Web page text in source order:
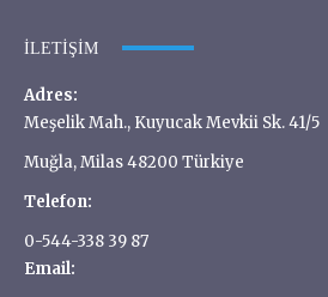
İLETIŞIM
Adres:
Meşelik Mah., Kuyucak Mevkii Sk. 41/5
Muğla, Milas 48200 Türkiye
Telefon:
0-544-338 39 87
Email: